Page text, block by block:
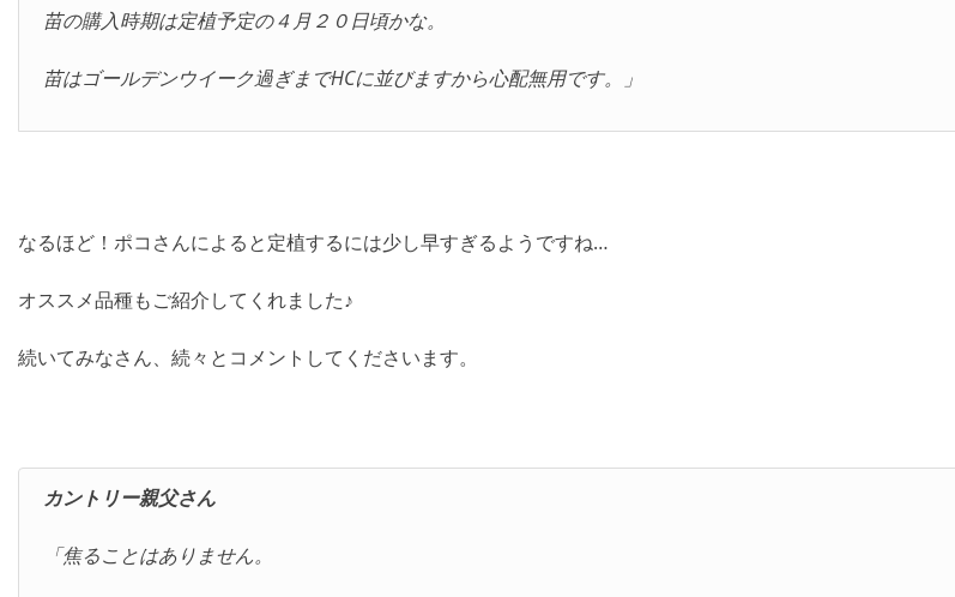
苗の購入時期は定植予定の４月２０日頃かな。
苗はゴールデンウイーク過ぎまでHCに並びますから心配無用です。」
なるほど！ポコさんによると定植するには少し早すぎるようですね…
オススメ品種もご紹介してくれました♪
続いてみなさん、続々とコメントしてくださいます。
カントリー親父さん
「焦ることはありません。